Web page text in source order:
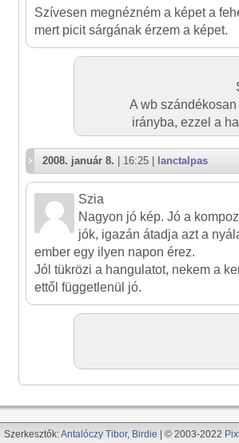
Szívesen megnézném a képet a
mert picit sárgának érzem a képet.
A wb
irányba, ezzel a
2008. január 8. | 16:25 | lanctalpas
Szia
Nagyon jó kép. Jó a
jók, igazán átadja azt a
ember egy ilyen napon érez.
Jól tükrözi a hangulatot, nekem a
ettől függetlenül jó.
Szerkesztők:Antalóczy Tibor, Birdie | © 2003-2022